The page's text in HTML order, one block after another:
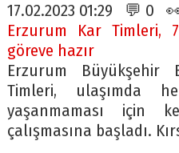
17.02.2023 01:29 💬 0
Erzurum Kar Timleri,
göreve hazır
Erzurum Büyükşehir
Timleri, ulaşımda
yaşanmaması için
çalışmasına başladı.